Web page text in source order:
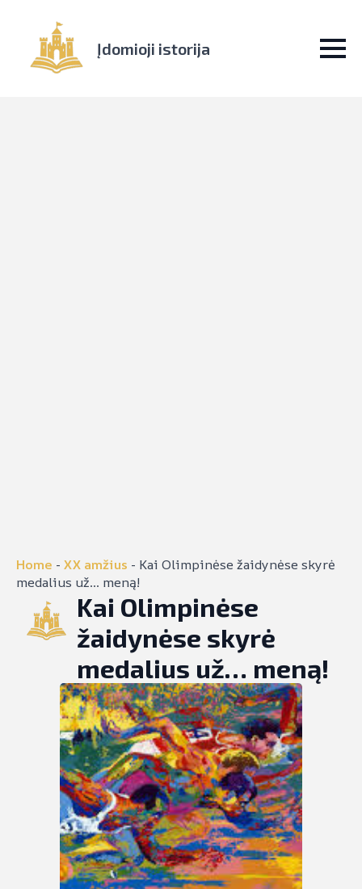
Įdomioji istorija
Home - XX amžius - Kai Olimpinėse žaidynėse skyrė
medalius už… meną!
Kai Olimpinėse
žaidynėse skyrė
medalius už… meną!